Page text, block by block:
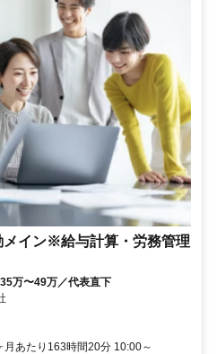
メイン※給与計算・労務管理
万〜49万／代表直下
あたり163時間20分 10:00～